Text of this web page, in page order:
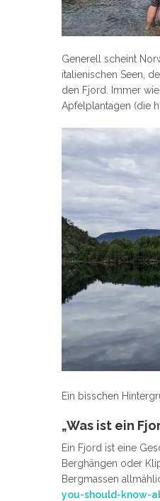
Generell scheint
italienischen Seen,
den Fjord. Immer
Apfelplantagen (die
Ein bisschen
„Was ist ein
Ein Fjord ist eine
Berghängen oder
Bergmassen
you-should-know-